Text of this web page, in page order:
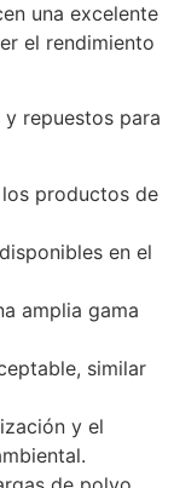
una excelente
el rendimiento
repuestos para
productos de
en el
amplia gama
similar
y el